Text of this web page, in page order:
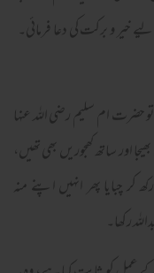
خیر و برکت کی دعا فرمائی۔
حضرت ام سلیم رضی اللہ عنہا
اور ساتھ کھجوریں بھی تھیں،
کر چبایا پھر انہیں اپنے منہ
رکھا۔